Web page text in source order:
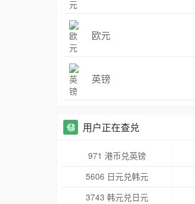
欧元
英镑
用户正在查兑
971 港币兑英镑
5606 日元兑韩元
3743 韩元兑日元